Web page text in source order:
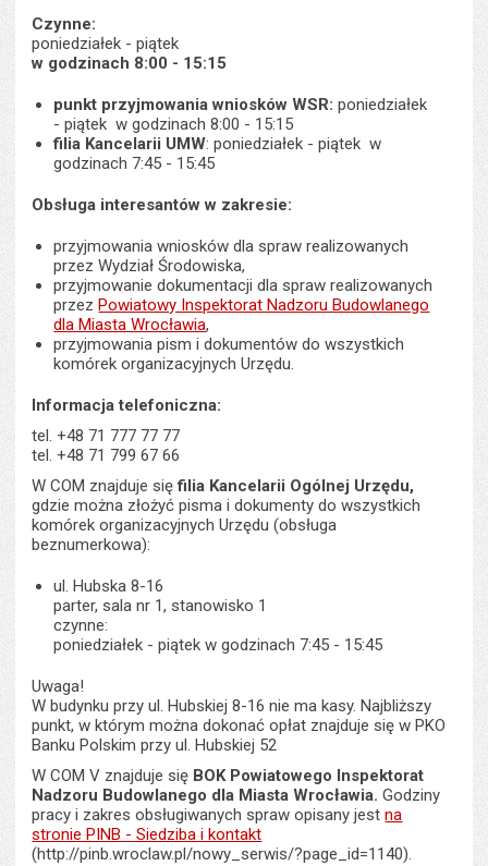
Czynne:
poniedziałek - piątek
w godzinach 8:00 - 15:15
punkt przyjmowania wniosków WSR: poniedziałek
- piątek w godzinach 8:00 - 15:15
filia Kancelarii UMW: poniedziałek - piątek w
godzinach 7:45 - 15:45
Obsługa interesantów w zakresie:
przyjmowania wniosków dla spraw realizowanych
przez Wydział Środowiska,
przyjmowanie dokumentacji dla spraw realizowanych
przez Powiatowy Inspektorat Nadzoru Budowlanego
dla Miasta Wrocławia,
przyjmowania pism i dokumentów do wszystkich
komórek organizacyjnych Urzędu.
Informacja telefoniczna:
tel. +48 71 777 77 77
tel. +48 71 799 67 66
W COM znajduje sięfilia Kancelarii Ogólnej Urzędu,
gdzie można złożyć pisma i dokumenty do wszystkich
komórek organizacyjnych Urzędu (obsługa
beznumerkowa):
ul. Hubska 8-16
parter, sala nr 1, stanowisko 1
czynne:
poniedziałek - piątek w godzinach 7:45 - 15:45
Uwaga!
W budynku przy ul. Hubskiej 8-16 nie ma kasy. Najbliższy
punkt, w którym można dokonać opłat znajduje się w PKO
Banku Polskim przy ul. Hubskiej 52
W COM V znajduje się BOK Powiatowego Inspektorat
Nadzoru Budowlanego dla Miasta Wrocławia.Godziny
pracy i zakres obsługiwanych spraw opisany jestna
stronie PINB - Siedziba i kontakt
(http://pinb.wroclaw.pl/nowy_serwis/?page_id=1140).